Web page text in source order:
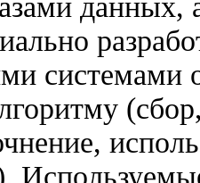
системами